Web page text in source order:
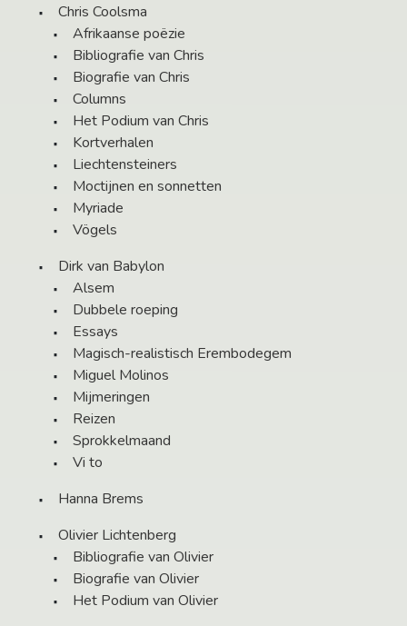
Chris Coolsma
Afrikaanse poëzie
Bibliografie van Chris
Biografie van Chris
Columns
Het Podium van Chris
Kortverhalen
Liechtensteiners
Moctijnen en sonnetten
Myriade
Vögels
Dirk van Babylon
Alsem
Dubbele roeping
Essays
Magisch-realistisch Erembodegem
Miguel Molinos
Mijmeringen
Reizen
Sprokkelmaand
Vi to
Hanna Brems
Olivier Lichtenberg
Bibliografie van Olivier
Biografie van Olivier
Het Podium van Olivier